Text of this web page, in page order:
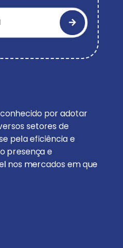
por adotar
setores de
pela eficiência e
presença e
nos mercados em que